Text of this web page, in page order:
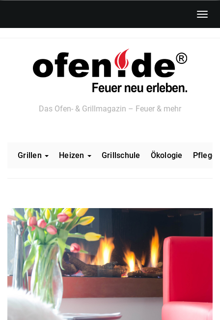
main
Das Ofen- & Grillmagazin – Feuer & mehr
Grillen Heizen Grillschule Ökologie Pflege